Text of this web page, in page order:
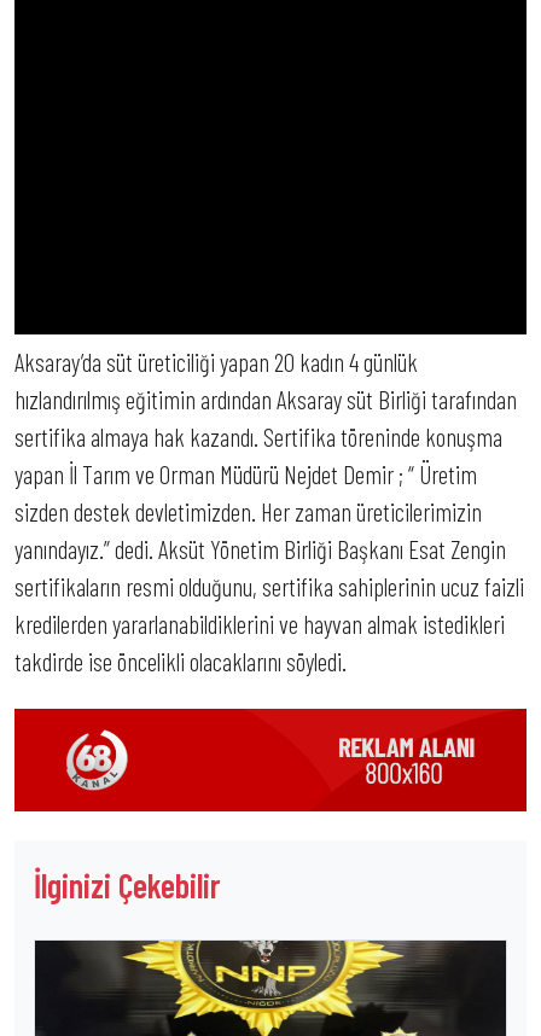
Aksaray’da süt üreticiliği yapan 20 kadın 4 günlük
hızlandırılmış eğitimin ardından Aksaray süt Birliği tarafından
sertifika almaya hak kazandı. Sertifika töreninde konuşma
yapan İl Tarım ve Orman Müdürü Nejdet Demir ; “ Üretim
sizden destek devletimizden. Her zaman üreticilerimizin
yanındayız.” dedi. Aksüt Yönetim Birliği Başkanı Esat Zengin
sertifikaların resmi olduğunu, sertifika sahiplerinin ucuz faizli
kredilerden yararlanabildiklerini ve hayvan almak istedikleri
takdirde ise öncelikli olacaklarını söyledi.
İlginizi Çekebilir